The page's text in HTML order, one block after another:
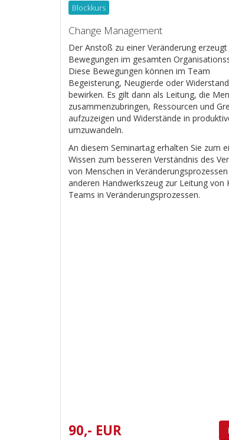
Blockkurs
Change Management
Der Anstoß zu einer Veränderung
Bewegungen im gesamten
Diese Bewegungen können im Team
Begeisterung, Neugierde oder Widerstand
bewirken. Es gilt dann als Leitung, die
zusammenzubringen, Ressourcen und
aufzuzeigen und Widerstände in
umzuwandeln.
An diesem Seminartag erhalten Sie zum
Wissen zum besseren Verständnis des
von Menschen in
anderen Handwerkszeug zur Leitung von
Teams in Veränderungsprozessen.
90,- EUR